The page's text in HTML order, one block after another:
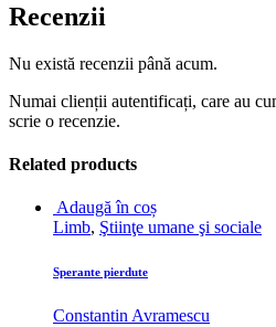
Recenzii
Nu există recenzii până acum.
Numai clienții autentificați, care au
scrie o recenzie.
Related products
Adaugă în coș
Limb, Ştiinţe umane şi sociale
Sperante pierdute
Constantin Avramescu